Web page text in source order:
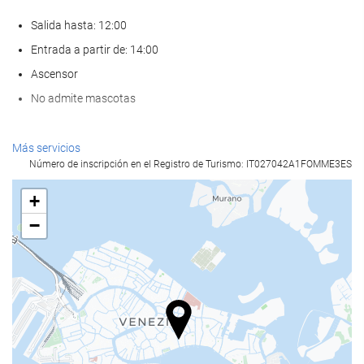
Salida hasta: 12:00
Entrada a partir de: 14:00
Ascensor
No admite mascotas
Servicios de recepción
Recepción 24 horas
Guardaequipaje
Comida y bebida
Bar
Instalaciones de negocios
Centro de negocios
Más servicios
Número de inscripción en el Registro de Turismo: IT027042A1FOMME3ES
+
−